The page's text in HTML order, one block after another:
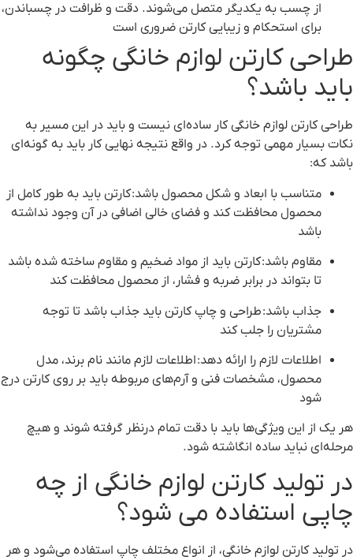
از چسب به یکدیگر متصل می‌شوند. دقت و ظرافت در چسباندن،
برای استحکام و زیبایی کارتن ضروری است
طراحی کارتن لوازم خانگی چگونه
باید باشد؟
طراحی کارتن لوازم خانگی کار ساده‌ای نیست و باید در این مسیر به
نکات بسیار مهمی توجه کرد. در واقع نتیجه نهایی کار باید به گونه‌ای
باشد که:
متناسب با ابعاد و شکل محصول باشد: کارتن باید به طور کامل از
محصول محافظت کند و فضای خالی اضافی در آن وجود نداشته
باشد
مقاوم باشد: کارتن باید از مواد ضخیم و مقاوم ساخته شده باشد
تا بتواند در برابر ضربه و فشار، از محصول محافظت کند
جذاب باشد: طراحی و چاپ کارتن باید جذاب باشد تا توجه
مشتریان را جلب کند
اطلاعات لازم را ارائه دهد: اطلاعات لازم مانند نام برند، مدل
محصول، مشخصات فنی و آرم‌های مربوطه باید بر روی کارتن درج
شود
هر یک از این ویژگی‌ها باید با دقت تمام درنظر گرفته شوند و هیچ
مرحله‌ای نباید ساده انگاشته شود.
در تولید کارتن لوازم خانگی از چه
چاپی استفاده می شود؟
در تولید کارتن لوازم خانگی، از انواع مختلف چاپ استفاده می‌شود و هر